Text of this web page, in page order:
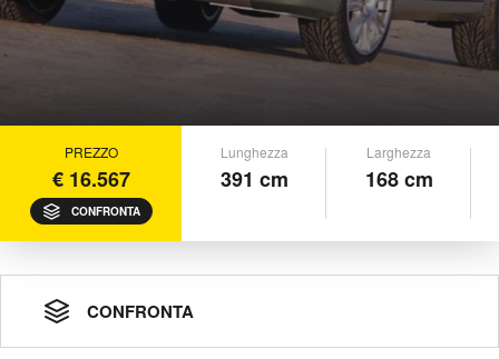
PREZZO
€ 16.567
CONFRONTA
Lunghezza
391 cm
Larghezza
168 cm
CONFRONTA